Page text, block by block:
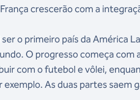
crescerão com a
o primeiro país da América
O progresso começa
com o futebol e vôlei,
exemplo. As duas partes saem